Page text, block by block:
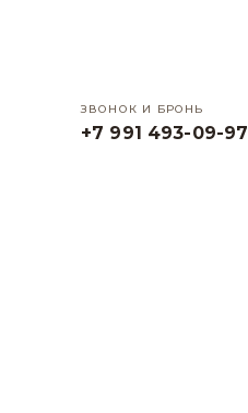
ЗВОНОК И БРОНЬ
+7 991 493-09-97